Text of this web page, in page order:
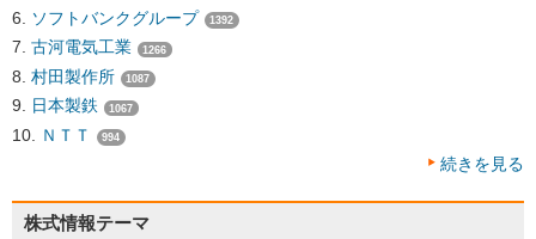
ソフトバンクグループ 1392
古河電気工業 1266
村田製作所 1087
日本製鉄 1067
ＮＴＴ 994
続きを見る
株式情報テーマ